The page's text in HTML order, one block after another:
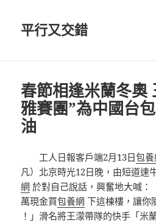
平行又交錯
春節相逢米蘭冬奧
雅賽團”為中國台
油
工人日報客戶端2月13日包養
凡）北京時光12日晚，由短道速
網 於對自己說話，興奮地大喊：
萬現金買包養網 下這棟樓，讓你
！」滑名將王濛帶隊的快手「米